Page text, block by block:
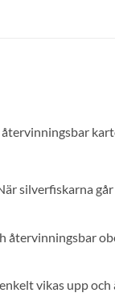
silverfiskarna
återvinningsbar
vikas upp